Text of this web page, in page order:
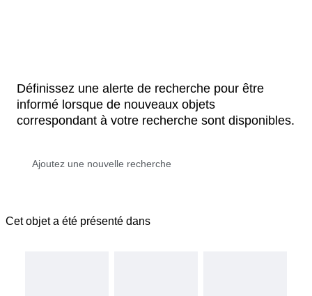
Définissez une alerte de recherche pour être
informé lorsque de nouveaux objets
correspondant à votre recherche sont disponibles.
Cet objet a été présenté dans